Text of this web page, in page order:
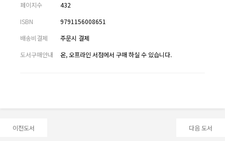
페이지수
432
ISBN
9791156008651
배송비결제
주문시 결제
도서구매안내
온, 오프라인 서점에서 구매 하실 수 있습니다.
이전도서 다음 도서